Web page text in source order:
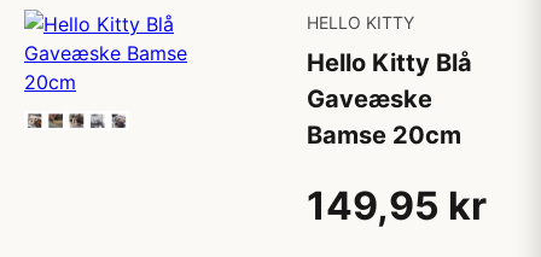
HELLO KITTY
Hello Kitty Blå
Gaveæske
Bamse 20cm
149,95 kr